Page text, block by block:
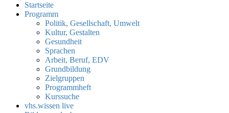
Startseite
Programm
Politik, Gesellschaft, Umwelt
Kultur, Gestalten
Gesundheit
Sprachen
Arbeit, Beruf, EDV
Grundbildung
Zielgruppen
Programmheft
Kurssuche
vhs.wissen live